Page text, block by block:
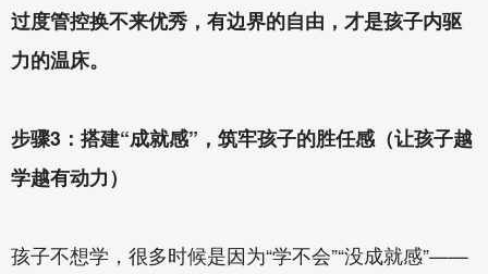
过度管控换不来优秀，有边界的自由，才是孩子内驱
力的温床。
步骤3：搭建“成就感”，筑牢孩子的胜任感（让孩子越
学越有动力）
孩子不想学，很多时候是因为“学不会”“没成就感”——